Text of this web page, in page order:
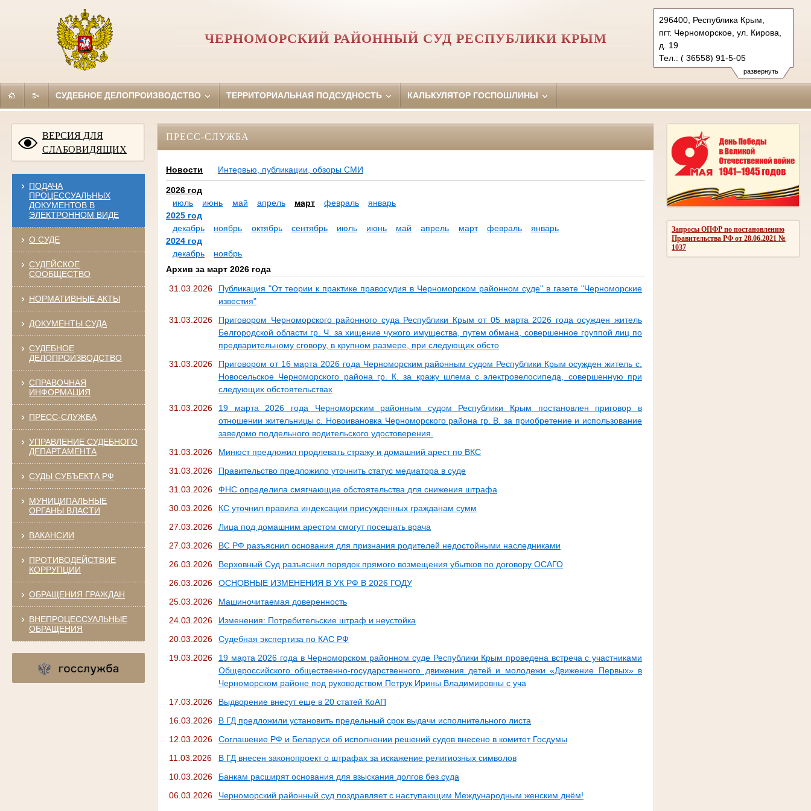
развернуть
296400, Республика Крым,
пгт. Черноморское, ул. Кирова,
д. 19
Тел.: ( 36558) 91-5-05
chernomorskiy.krm@sudrf.ru
показать на карте
ЧЕРНОМОРСКИЙ РАЙОННЫЙ СУД РЕСПУБЛИКИ КРЫМ
СУДЕБНОЕ ДЕЛОПРОИЗВОДСТВО ТЕРРИТОРИАЛЬНАЯ ПОДСУДНОСТЬ КАЛЬКУЛЯТОР ГОСПОШЛИНЫ
ВЕРСИЯ ДЛЯ
СЛАБОВИДЯЩИХ
ПОДАЧА
ПРОЦЕССУАЛЬНЫХ
ДОКУМЕНТОВ В
ЭЛЕКТРОННОМ ВИДЕ
О СУДЕ
СУДЕЙСКОЕ
СООБЩЕСТВО
НОРМАТИВНЫЕ АКТЫ
ДОКУМЕНТЫ СУДА
СУДЕБНОЕ
ДЕЛОПРОИЗВОДСТВО
СПРАВОЧНАЯ
ИНФОРМАЦИЯ
ПРЕСС-СЛУЖБА
УПРАВЛЕНИЕ СУДЕБНОГО
ДЕПАРТАМЕНТА
СУДЫ СУБЪЕКТА РФ
МУНИЦИПАЛЬНЫЕ
ОРГАНЫ ВЛАСТИ
ВАКАНСИИ
ПРОТИВОДЕЙСТВИЕ
КОРРУПЦИИ
ОБРАЩЕНИЯ ГРАЖДАН
ВНЕПРОЦЕССУАЛЬНЫЕ
ОБРАЩЕНИЯ
Запросы ОПФР по постановлению
Правительства РФ от 28.06.2021 №
1037
ПРЕСС-СЛУЖБА
Новости Интервью, публикации, обзоры СМИ
2026 год
июль
июнь май апрель март февраль
январь
2025 год
декабрь
ноябрь октябрь сентябрь июль июнь май апрель март февраль
январь
2024 год
декабрь
ноябрь
Архив за март 2026 года
31.03.2026
Публикация "От теории к практике правосудия в Черноморском районном суде" в газете "Черноморские
известия"
31.03.2026
Приговором Черноморского районного суда Республики Крым от 05 марта 2026 года осужден житель
Белгородской области гр. Ч. за хищение чужого имущества, путем обмана, совершенное группой лиц по
предварительному сговору, в крупном размере, при следующих обсто
31.03.2026
Приговором от 16 марта 2026 года Черноморским районным судом Республики Крым осужден житель с.
Новосельское Черноморского района гр. К. за кражу шлема с электровелосипеда, совершенную при
следующих обстоятельствах
31.03.2026
19 марта 2026 года Черноморским районным судом Республики Крым постановлен приговор в
отношении жительницы с. Новоивановка Черноморского района гр. В. за приобретение и использование
заведомо поддельного водительского удостоверения.
31.03.2026
Минюст предложил продлевать стражу и домашний арест по ВКС
31.03.2026
Правительство предложило уточнить статус медиатора в суде
31.03.2026
ФНС определила смягчающие обстоятельства для снижения штрафа
30.03.2026
КС уточнил правила индексации присужденных гражданам сумм
27.03.2026
Лица под домашним арестом смогут посещать врача
27.03.2026
ВС РФ разъяснил основания для признания родителей недостойными наследниками
26.03.2026
Верховный Суд разъяснил порядок прямого возмещения убытков по договору ОСАГО
26.03.2026
ОСНОВНЫЕ ИЗМЕНЕНИЯ В УК РФ В 2026 ГОДУ
25.03.2026
Машиночитаемая доверенность
24.03.2026
Изменения: Потребительские штраф и неустойка
20.03.2026
Судебная экспертиза по КАС РФ
19.03.2026
19 марта 2026 года в Черноморском районном суде Республики Крым проведена встреча с участниками
Общероссийского общественно-государственного движения детей и молодежи «Движение Первых» в
Черноморском районе под руководством Петрук Ирины Владимировны с уча
17.03.2026
Выдворение внесут еще в 20 статей КоАП
16.03.2026
В ГД предложили установить предельный срок выдачи исполнительного листа
12.03.2026
Соглашение РФ и Беларуси об исполнении решений судов внесено в комитет Госдумы
11.03.2026
В ГД внесен законопроект о штрафах за искажение религиозных символов
10.03.2026
Банкам расширят основания для взыскания долгов без суда
06.03.2026
Черноморский районный суд поздравляет с наступающим Международным женским днём!